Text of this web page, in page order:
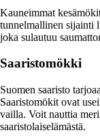
Kauneimmat
tunnelmallinen sijainti
joka sulautuu
Saaristomökki
Suomen saaristo
Saaristomökit ovat
vailla. Voit nauttia
saaristolaiselämästä.